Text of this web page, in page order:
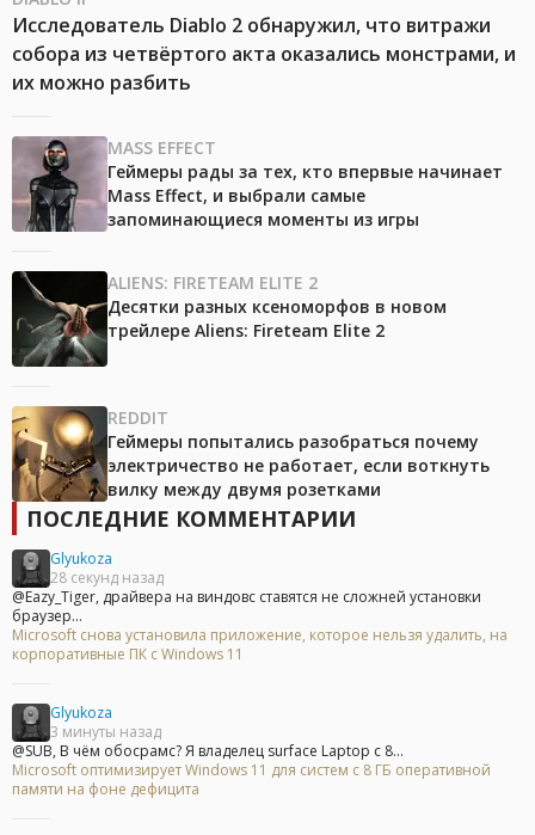
Исследователь Diablo 2 обнаружил, что витражи
собора из четвёртого акта оказались монстрами, и
их можно разбить
MASS EFFECT
Геймеры рады за тех, кто впервые начинает
Mass Effect, и выбрали самые
запоминающиеся моменты из игры
ALIENS: FIRETEAM ELITE 2
Десятки разных ксеноморфов в новом
трейлере Aliens: Fireteam Elite 2
REDDIT
Геймеры попытались разобраться почему
электричество не работает, если воткнуть
вилку между двумя розетками
ПОСЛЕДНИЕ КОММЕНТАРИИ
Glyukoza
28 секунд назад
@Eazy_Tiger, драйвера на виндовс ставятся не сложней установки
браузер...
Microsoft снова установила приложение, которое нельзя удалить, на
корпоративные ПК с Windows 11
Glyukoza
3 минуты назад
@SUB, В чём обосрамс? Я владелец surface Laptop с 8...
Microsoft оптимизирует Windows 11 для систем с 8 ГБ оперативной
памяти на фоне дефицита